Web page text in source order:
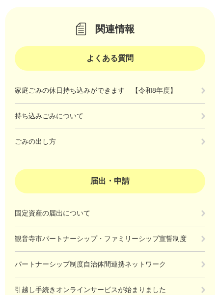
関連情報
よくある質問
家庭ごみの休日持ち込みができます 【令和8年度】
持ち込みごみについて
ごみの出し方
届出・申請
固定資産の届出について
観音寺市パートナーシップ・ファミリーシップ宣誓制度
パートナーシップ制度自治体間連携ネットワーク
引越し手続きオンラインサービスが始まりました